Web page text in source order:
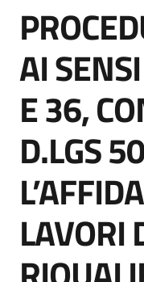
strumenti
di
Supporto
Piattaforme
telematiche
Salta al contenuto
AI
E 36,
D.LGS
LAVORI